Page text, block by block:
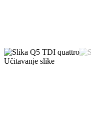
Učitavanje slike